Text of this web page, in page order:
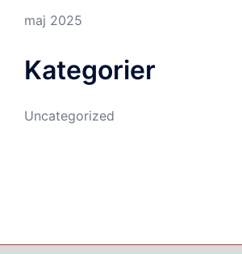
maj 2025
Kategorier
Uncategorized